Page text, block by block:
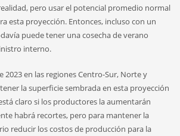
pero usar el potencial promedio normal
esta proyección. Entonces, incluso con un
puede tener una cosecha de verano
interno.
2023 en las regiones Centro-Sur, Norte y
la superficie sembrada en esta proyección
claro si los productores la aumentarán
habrá recortes, pero para mantener la
reducir los costos de producción para la